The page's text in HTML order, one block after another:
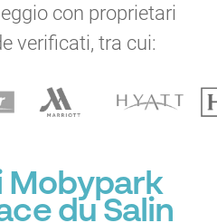
con proprietari
verificati, tra cui:
Mobypark
du Salin